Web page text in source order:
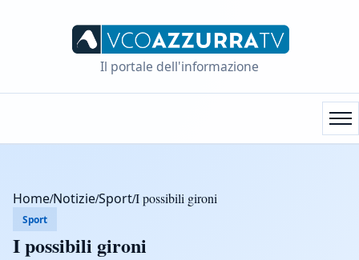
Il portale dell'informazione
Home/Notizie/Sport/I possibili gironi
Sport
I possibili gironi